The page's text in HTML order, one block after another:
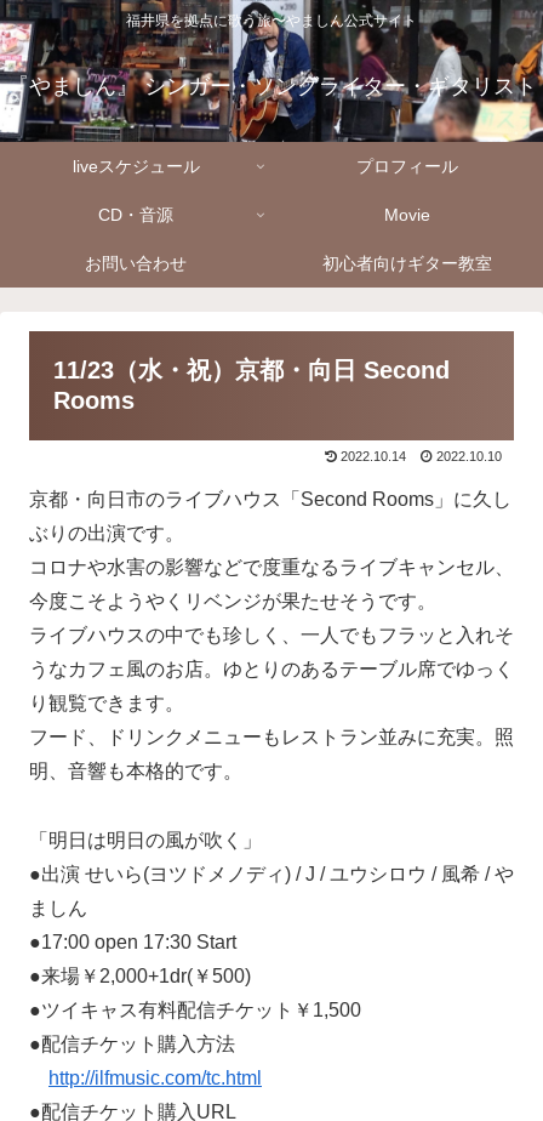
福井県を拠点に歌う旅〜やましん公式サイト
『やましん』 シンガー・ソングライター・ギタリスト
liveスケジュール プロフィール
CD・音源 Movie
お問い合わせ 初心者向けギター教室
11/23（水・祝）京都・向日 Second
Rooms
2022.10.14 2022.10.10
京都・向日市のライブハウス「Second Rooms」に久し
ぶりの出演です。
コロナや水害の影響などで度重なるライブキャンセル、
今度こそようやくリベンジが果たせそうです。
ライブハウスの中でも珍しく、一人でもフラッと入れそ
うなカフェ風のお店。ゆとりのあるテーブル席でゆっく
り観覧できます。
フード、ドリンクメニューもレストラン並みに充実。照
明、音響も本格的です。
「明日は明日の風が吹く」
●出演 せいら(ヨツドメノディ) / J / ユウシロウ / 風希 / や
ましん
●17:00 open 17:30 Start
●来場￥2,000+1dr(￥500)
●ツイキャス有料配信チケット￥1,500
●配信チケット購入方法
http://ilfmusic.com/tc.html
●配信チケット購入URL